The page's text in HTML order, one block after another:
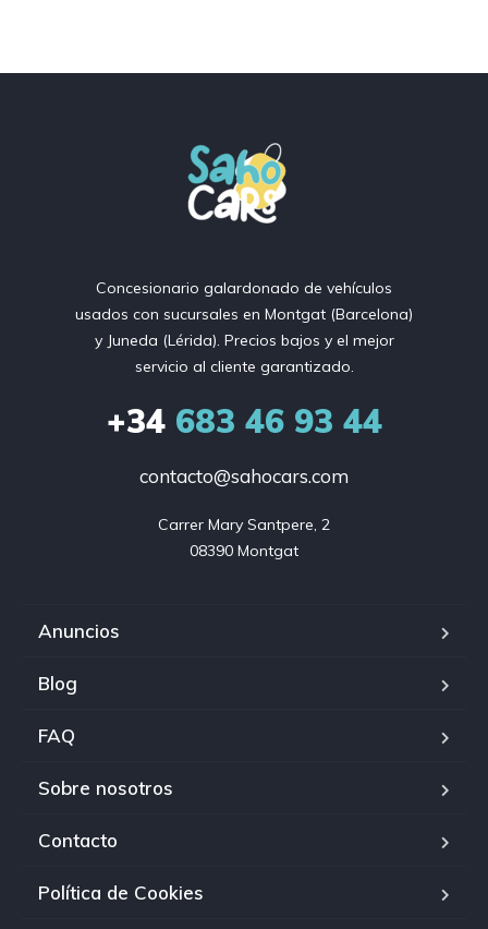
Concesionario galardonado de vehículos
usados ​​con sucursales en Montgat (Barcelona)
y Juneda (Lérida). Precios bajos y el mejor
servicio al cliente garantizado.
+34683 46 93 44
contacto@sahocars.com
Carrer Mary Santpere, 2
08390 Montgat
Anuncios
Blog
FAQ
Sobre nosotros
Contacto
Política de Cookies